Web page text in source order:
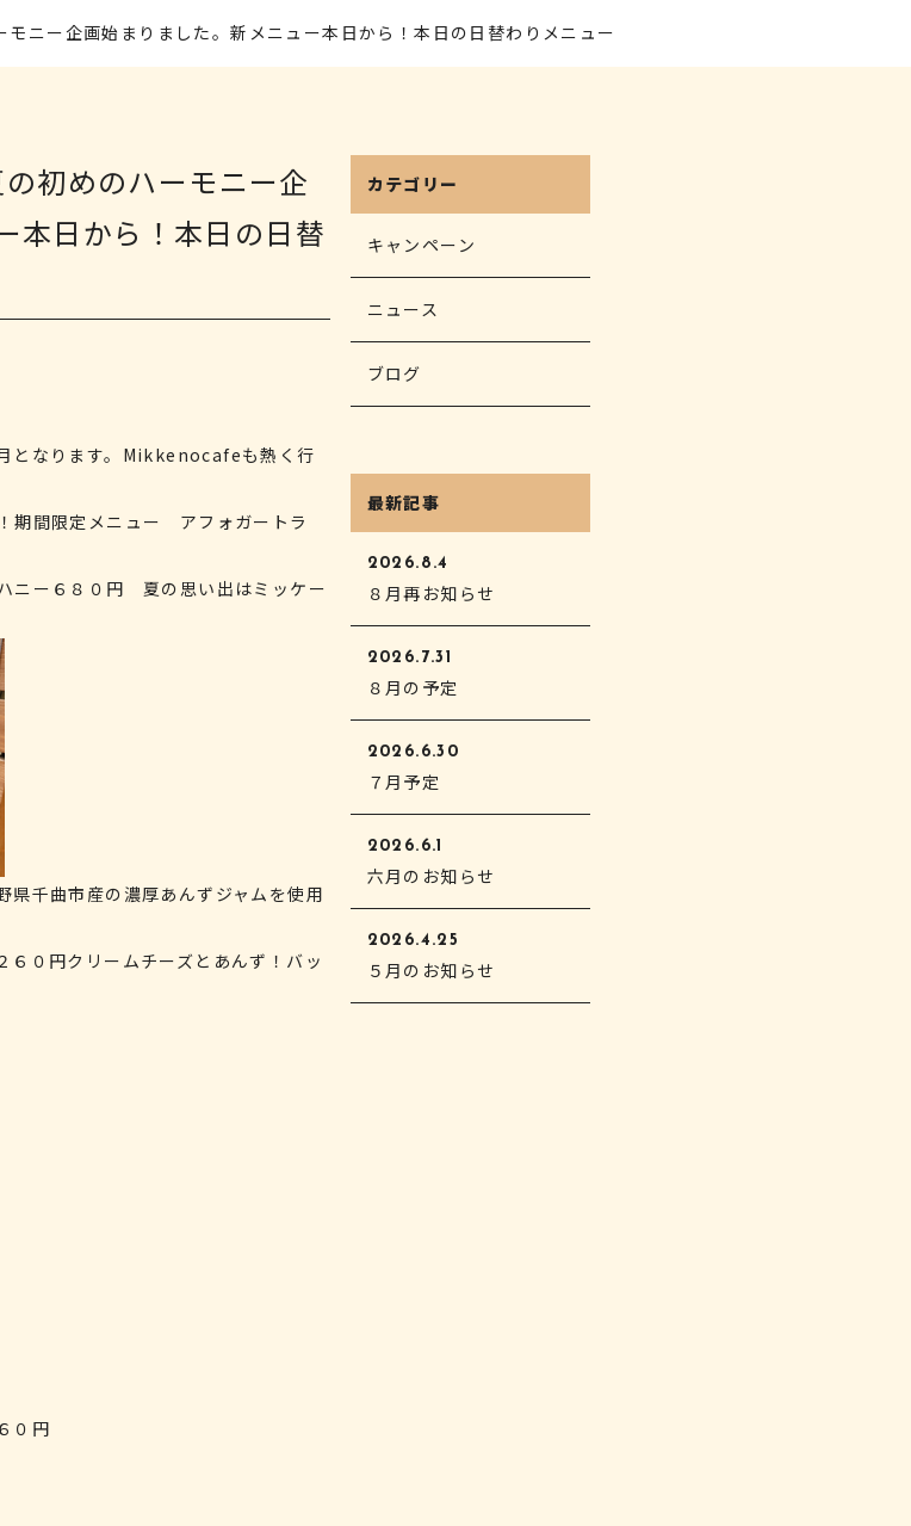
ニー企画始まりました。新メニュー本日から！本日の日替わりメニュー
初めのハーモニー企
本日から！本日の日替
となります。Mikkenocafeも熱く行
期間限定メニュー アフォガートラ
ー６８０円 夏の思い出はミッケー
県千曲市産の濃厚あんずジャムを使用
６０円クリームチーズとあんず！バッ
０円
カテゴリー
キャンペーン
ニュース
ブログ
最新記事
2026.8.4
８月再お知らせ
2026.7.31
８月の予定
2026.6.30
７月予定
2026.6.1
六月のお知らせ
2026.4.25
５月のお知らせ